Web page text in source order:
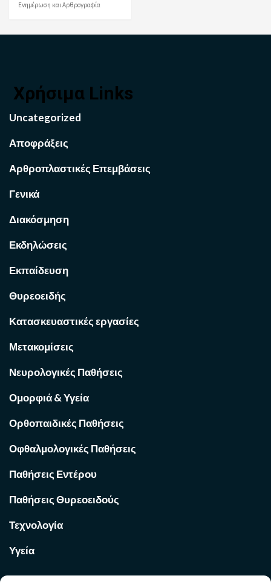
Ενημέρωση και Αρθρογραφία
Χρήσιμα Links
Uncategorized
Αποφράξεις
Αρθροπλαστικές Επεμβάσεις
Γενικά
Διακόσμηση
Εκδηλώσεις
Εκπαίδευση
Θυρεοειδής
Κατασκευαστικές εργασίες
Μετακομίσεις
Νευρολογικές Παθήσεις
Ομορφιά & Υγεία
Ορθοπαιδικές Παθήσεις
Οφθαλμολογικές Παθήσεις
Παθήσεις Εντέρου
Παθήσεις Θυρεοειδούς
Τεχνολογία
Υγεία